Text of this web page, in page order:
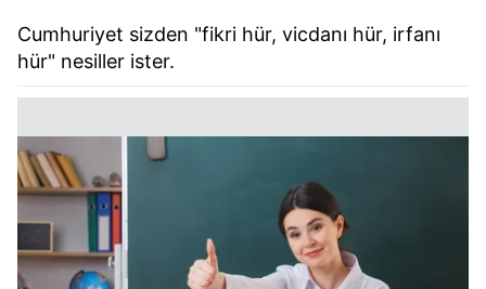
Cumhuriyet sizden "fikri hür, vicdanı hür, irfanı
hür" nesiller ister.